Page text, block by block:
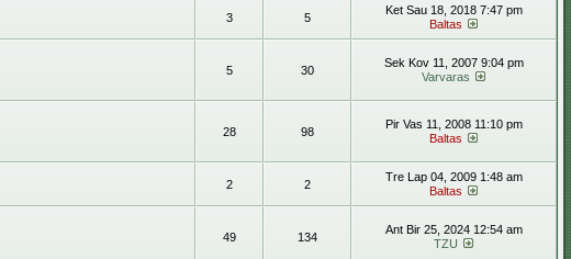
3 5
Ket Sau 18, 2018 7:47 pm
Baltas
5 30
Sek Kov 11, 2007 9:04 pm
Varvaras
28 98
Pir Vas 11, 2008 11:10 pm
Baltas
2 2
Tre Lap 04, 2009 1:48 am
Baltas
49 134
Ant Bir 25, 2024 12:54 am
TZU